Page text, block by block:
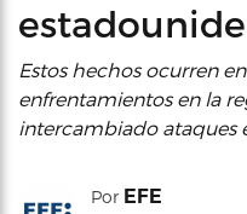
Estos hechos ocurren
enfrentamientos en la
intercambiado ataques
Por EFE